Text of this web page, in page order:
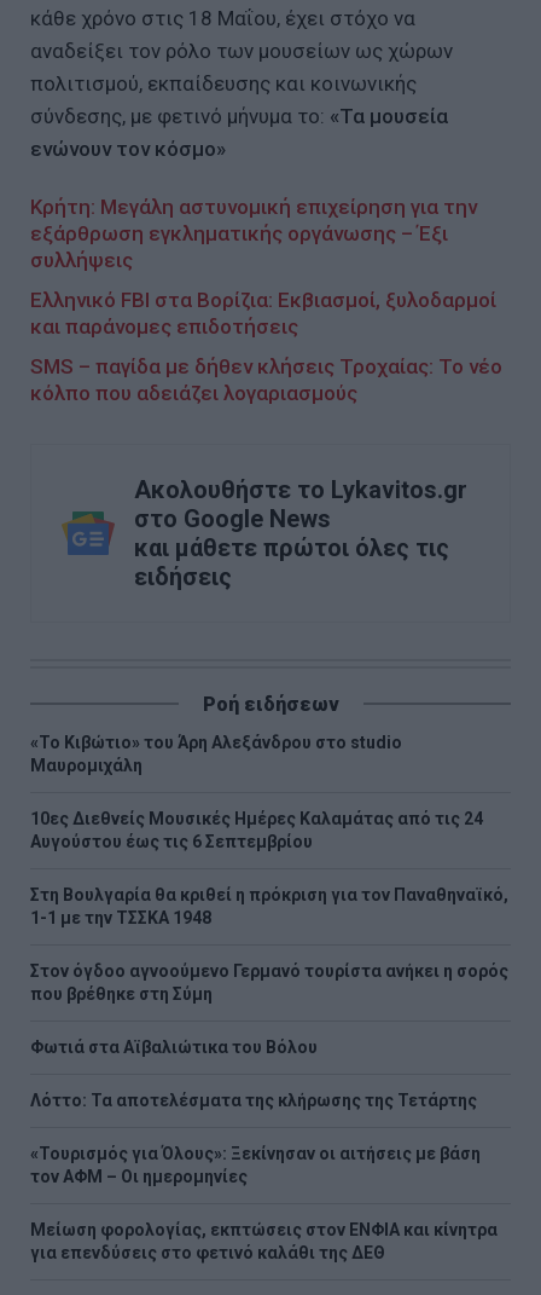
κάθε χρόνο στις 18 Μαΐου, έχει στόχο να
αναδείξει τον ρόλο των μουσείων ως χώρων
πολιτισμού, εκπαίδευσης και κοινωνικής
σύνδεσης, με φετινό μήνυμα το: «Τα μουσεία
ενώνουν τον κόσμο»
Κρήτη: Μεγάλη αστυνομική επιχείρηση για την
εξάρθρωση εγκληματικής οργάνωσης – Έξι
συλλήψεις
Ελληνικό FBI στα Βορίζια: Εκβιασμοί, ξυλοδαρμοί
και παράνομες επιδοτήσεις
SMS – παγίδα με δήθεν κλήσεις Τροχαίας: Το νέο
κόλπο που αδειάζει λογαριασμούς
Ακολουθήστε το Lykavitos.gr
στο Google News
και μάθετε πρώτοι όλες τις
ειδήσεις
Ροή ειδήσεων
«Το Κιβώτιο» του Άρη Αλεξάνδρου στο studio
Μαυρομιχάλη
10ες Διεθνείς Μουσικές Ημέρες Καλαμάτας από τις 24
Αυγούστου έως τις 6 Σεπτεμβρίου
Στη Βουλγαρία θα κριθεί η πρόκριση για τον Παναθηναϊκό,
1-1 με την ΤΣΣΚΑ 1948
Στον όγδοο αγνοούμενο Γερμανό τουρίστα ανήκει η σορός
που βρέθηκε στη Σύμη
Φωτιά στα Αϊβαλιώτικα του Βόλου
Λόττο: Τα αποτελέσματα της κλήρωσης της Τετάρτης
«Τουρισμός για Όλους»: Ξεκίνησαν οι αιτήσεις με βάση
τον ΑΦΜ – Οι ημερομηνίες
Μείωση φορολογίας, εκπτώσεις στον ΕΝΦΙΑ και κίνητρα
για επενδύσεις στο φετινό καλάθι της ΔΕΘ